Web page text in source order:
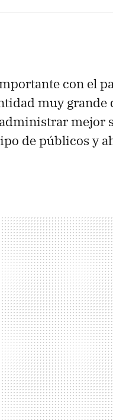
con el
muy grande
mejor
de públicos y